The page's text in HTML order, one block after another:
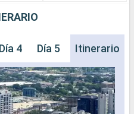
Día 4 Día 5 Día 6 Día
Itinerario